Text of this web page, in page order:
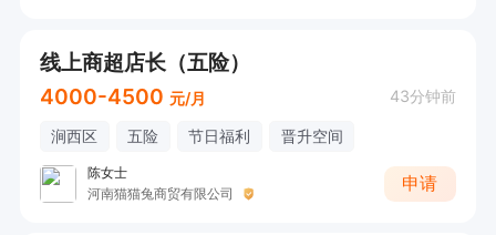
线上商超店长（五险）
4000-4500 元/月 43分钟前
涧西区 五险 节日福利 晋升空间
陈女士
河南猫猫兔商贸有限公司
申请